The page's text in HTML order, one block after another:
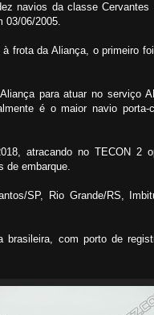
navios da classe Cervantes
03/06/2005.
frota da Aliança, o primeiro
para atuar no serviço
é o maior navio porta-
atracando no TECON 2
de embarque.
SP, Rio Grande/RS,
brasileira, com porto de